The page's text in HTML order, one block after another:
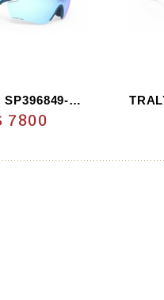
TRALYX-藍 SP396849-0000
7800